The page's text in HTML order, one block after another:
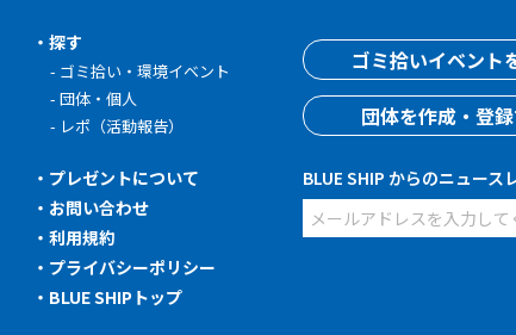
探す
ゴミ拾い・環境イベント
団体・個人
レポ（活動報告）
プレゼントについて
お問い合わせ
利用規約
プライバシーポリシー
BLUE SHIPトップ
ゴミ拾いイベント
団体を作成・登
BLUE SHIP からのニュース